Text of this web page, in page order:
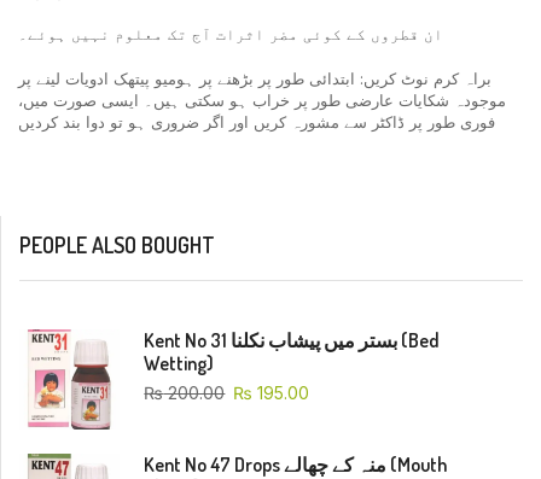
ان قطروں کے کوئی مضر اثرات آج تک معلوم نہیں ہوئے۔
براہ کرم نوٹ کریں: ابتدائی طور پر بڑھنے پر ہومیو پیتھک ادویات لینے پر
موجودہ شکایات عارضی طور پر خراب ہو سکتی ہیں۔ ایسی صورت میں،
فوری طور پر ڈاکٹر سے مشورہ کریں اور اگر ضروری ہو تو دوا بند کردیں
PEOPLE ALSO BOUGHT
Kent No 31 بستر میں پیشاب نکلنا (Bed
Wetting)
₨200.00 ₨ 195.00
Kent No 47 Drops منہ کے چھالے (Mouth